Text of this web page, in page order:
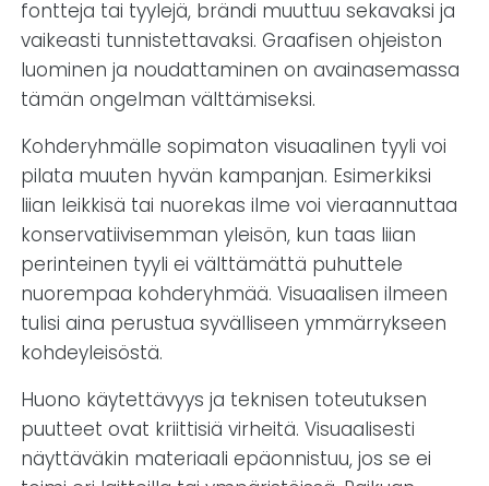
fontteja tai tyylejä, brändi muuttuu sekavaksi ja
vaikeasti tunnistettavaksi. Graafisen ohjeiston
luominen ja noudattaminen on avainasemassa
tämän ongelman välttämiseksi.
Kohderyhmälle sopimaton visuaalinen tyyli voi
pilata muuten hyvän kampanjan. Esimerkiksi
liian leikkisä tai nuorekas ilme voi vieraannuttaa
konservatiivisemman yleisön, kun taas liian
perinteinen tyyli ei välttämättä puhuttele
nuorempaa kohderyhmää. Visuaalisen ilmeen
tulisi aina perustua syvälliseen ymmärrykseen
kohdeyleisöstä.
Huono käytettävyys ja teknisen toteutuksen
puutteet ovat kriittisiä virheitä. Visuaalisesti
näyttäväkin materiaali epäonnistuu, jos se ei